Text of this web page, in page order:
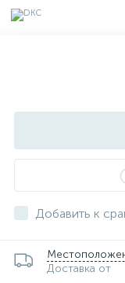
Добавить к
Доставка от